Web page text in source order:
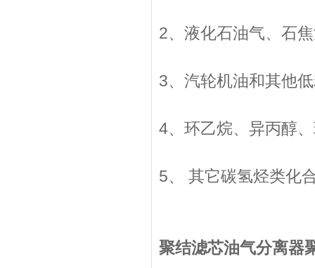
2、液化石油气、石
3、汽轮机油和其他
4、环乙烷、异丙醇
5、 其它碳氢烃类化
聚结滤芯油气分离器